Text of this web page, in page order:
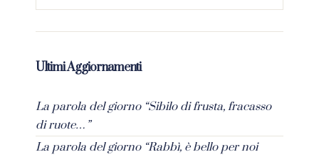
Ultimi Aggiornamenti
La parola del giorno “Sibilo di frusta, fracasso
di ruote…”
La parola del giorno “Rabbì, è bello per noi